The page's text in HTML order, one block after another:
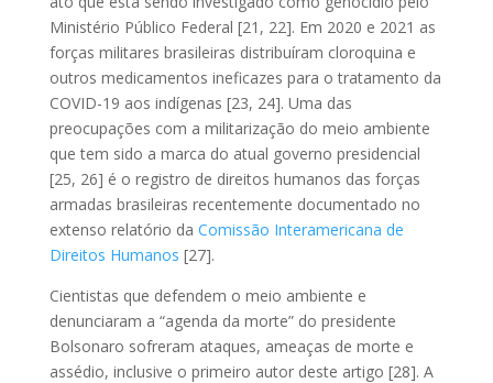
Ministério Público Federal [21, 22]. Em 2020 e 2021 as
forças militares brasileiras distribuíram cloroquina e
outros medicamentos ineficazes para o tratamento da
COVID-19 aos indígenas [23, 24]. Uma das
preocupações com a militarização do meio ambiente
que tem sido a marca do atual governo presidencial
[25, 26] é o registro de direitos humanos das forças
armadas brasileiras recentemente documentado no
extenso relatório da Comissão Interamericana de
Direitos Humanos [27].
Cientistas que defendem o meio ambiente e
denunciaram a “agenda da morte” do presidente
Bolsonaro sofreram ataques, ameaças de morte e
assédio, inclusive o primeiro autor deste artigo [28]. A